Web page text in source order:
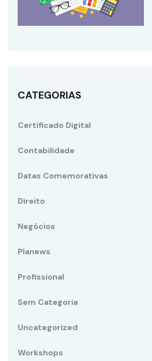
CATEGORIAS
Certificado Digital
Contabilidade
Datas Comemorativas
Direito
Negócios
Planews
Profissional
Sem Categoria
Uncategorized
Workshops